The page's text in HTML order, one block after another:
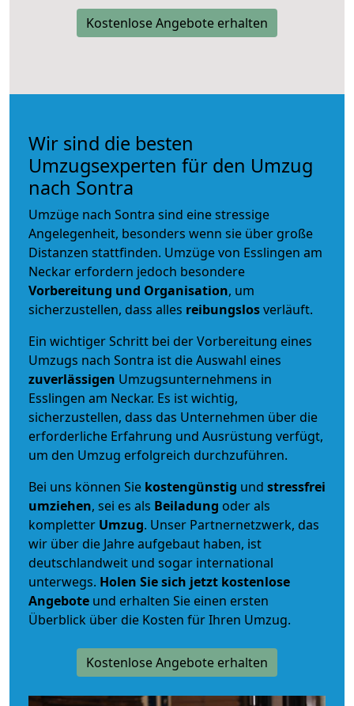
Kostenlose Angebote erhalten
Wir sind die besten
Umzugsexperten für den Umzug
nach Sontra
Umzüge nach Sontra sind eine stressige
Angelegenheit, besonders wenn sie über große
Distanzen stattfinden. Umzüge von Esslingen am
Neckar erfordern jedoch besondere
Vorbereitung und Organisation, um
sicherzustellen, dass alles reibungslosverläuft.
Ein wichtiger Schritt bei der Vorbereitung eines
Umzugs nach Sontra ist die Auswahl eines
zuverlässigen Umzugsunternehmens in
Esslingen am Neckar. Es ist wichtig,
sicherzustellen, dass das Unternehmen über die
erforderliche Erfahrung und Ausrüstung verfügt,
um den Umzug erfolgreich durchzuführen.
Bei uns können Sie kostengünstig und stressfrei
umziehen, sei es als Beiladung oder als
kompletter Umzug. Unser Partnernetzwerk, das
wir über die Jahre aufgebaut haben, ist
deutschlandweit und sogar international
unterwegs. Holen Sie sich jetzt kostenlose
Angebote und erhalten Sie einen ersten
Überblick über die Kosten für Ihren Umzug.
Kostenlose Angebote erhalten